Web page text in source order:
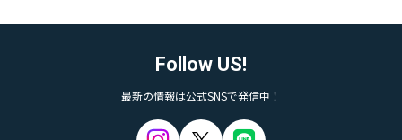
Follow US!
最新の情報は公式SNSで発信中！